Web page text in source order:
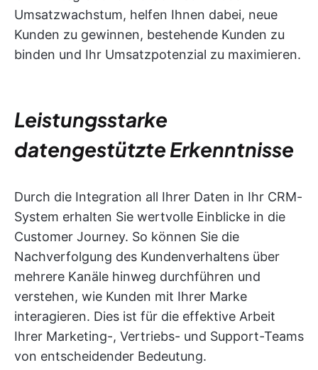
Umsatzwachstum, helfen Ihnen dabei, neue
Kunden zu gewinnen, bestehende Kunden zu
binden und Ihr Umsatzpotenzial zu maximieren.
Leistungsstarke
datengestützte Erkenntnisse
Durch die Integration all Ihrer Daten in Ihr CRM-
System erhalten Sie wertvolle Einblicke in die
Customer Journey. So können Sie die
Nachverfolgung des Kundenverhaltens über
mehrere Kanäle hinweg durchführen und
verstehen, wie Kunden mit Ihrer Marke
interagieren. Dies ist für die effektive Arbeit
Ihrer Marketing-, Vertriebs- und Support-Teams
von entscheidender Bedeutung.